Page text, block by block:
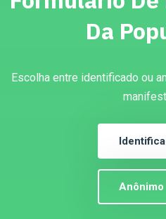
Da
Escolha entre identificado ou
Anônimo